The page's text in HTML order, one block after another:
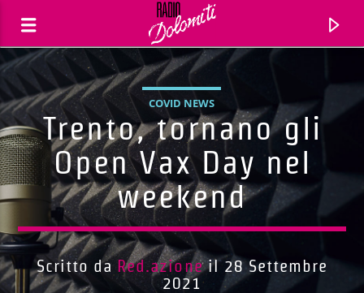
COVID NEWS
Trento, tornano gli
Open Vax Day nel
weekend
Scritto da Red.azioneil 28 Settembre
2021